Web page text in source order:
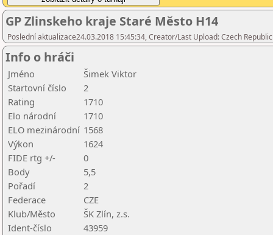
GP Zlinskeho kraje Staré Město H14
Poslední aktualizace24.03.2018 15:45:34, Creator/Last Upload: Czech
Info o hráči
Jméno
Šimek Viktor
Startovní číslo
2
Rating
1710
Elo národní
1710
ELO mezinárodní 1568
Výkon
1624
FIDE rtg +/-
0
Body
5,5
Pořadí
2
Federace
CZE
Klub/Město
ŠK Zlín, z.s.
Ident-číslo
43959